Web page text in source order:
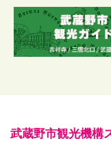
武蔵野市観光機構